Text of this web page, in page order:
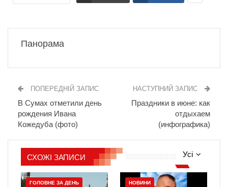
Панорама
ПОПЕРЕДНІЙ ЗАПИС
В Сумах отметили день
рождения Ивана
Кожедуба (фото)
НАСТУПНИЙ ЗАПИС
Праздники в июне: как
отдыхаем
(инфографика)
Усі
СХОЖІ ЗАПИСИ
ГОЛОВНЕ ЗА ДЕНЬ НОВИНИ